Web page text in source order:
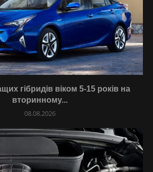
гібридів віком 5-15 років на
вторинному...
08.08.2026